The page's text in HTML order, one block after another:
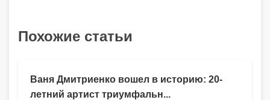
Похожие статьи
Ваня Дмитриенко вошел в историю: 20-
летний артист триумфальн...